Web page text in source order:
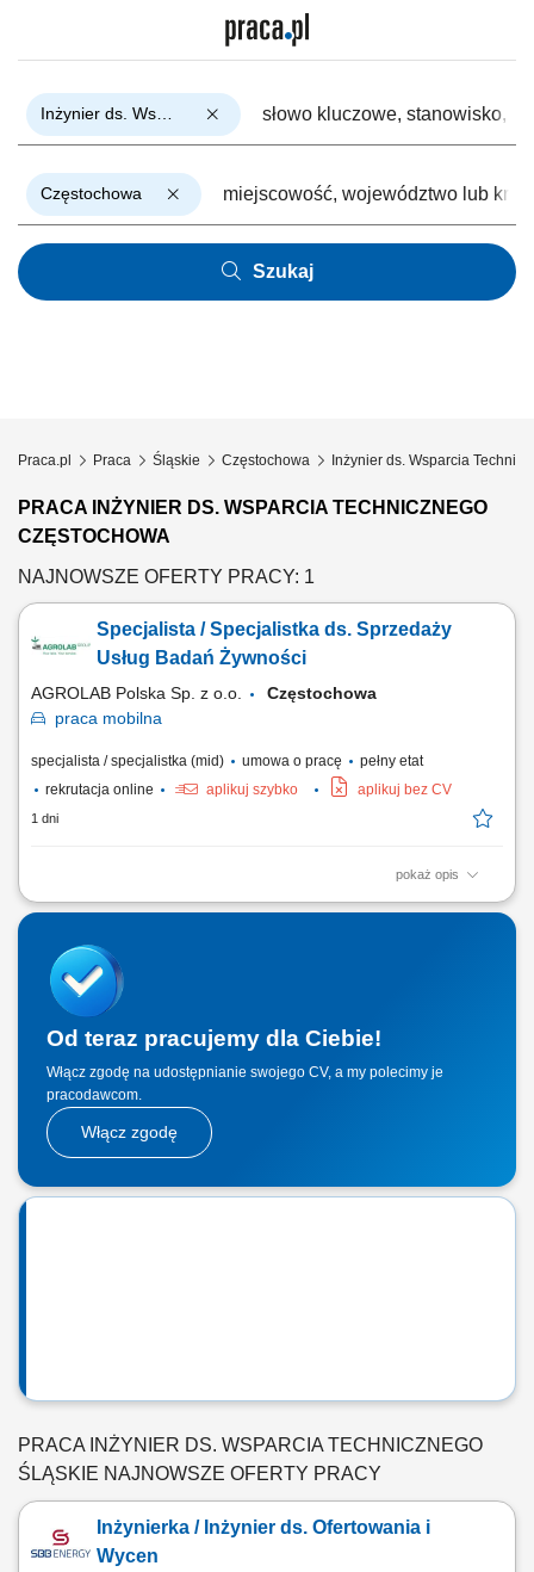
Częstochowa
Szukaj
Praca.pl Praca Śląskie Częstochowa Inżynier ds. Wsparcia
PRACA INŻYNIER DS. WSPARCIA TECHNICZNEGO
CZĘSTOCHOWA
NAJNOWSZE OFERTY PRACY: 1
Specjalista / Specjalistka ds. Sprzedaży
Usług Badań Żywności
AGROLAB Polska Sp. z o.o.
Częstochowa
praca mobilna
specjalista / specjalistka (mid) umowa o pracę
pełny etat
rekrutacja online
aplikuj szybko aplikuj bez CV
1 dni
pokaż opis
Twoje zadania: Rozwijanie sprzedaży usług badań żywności na
aktywne pozyskiwanie nowych kontrahentów; Przygotowywanie ofert,
prowadzenie rozmów handlowych i negocjowanie warunków
współpracy; Doradztwo klientom w zakresie...
Od teraz pracujemy dla Ciebie!
Włącz zgodę na udostępnianie swojego CV, a my polecimy je
pracodawcom.
Włącz zgodę
PRACA INŻYNIER DS. WSPARCIA TECHNICZNEGO
ŚLĄSKIE NAJNOWSZE OFERTY PRACY
Inżynierka / Inżynier ds. Ofertowania i
Wycen